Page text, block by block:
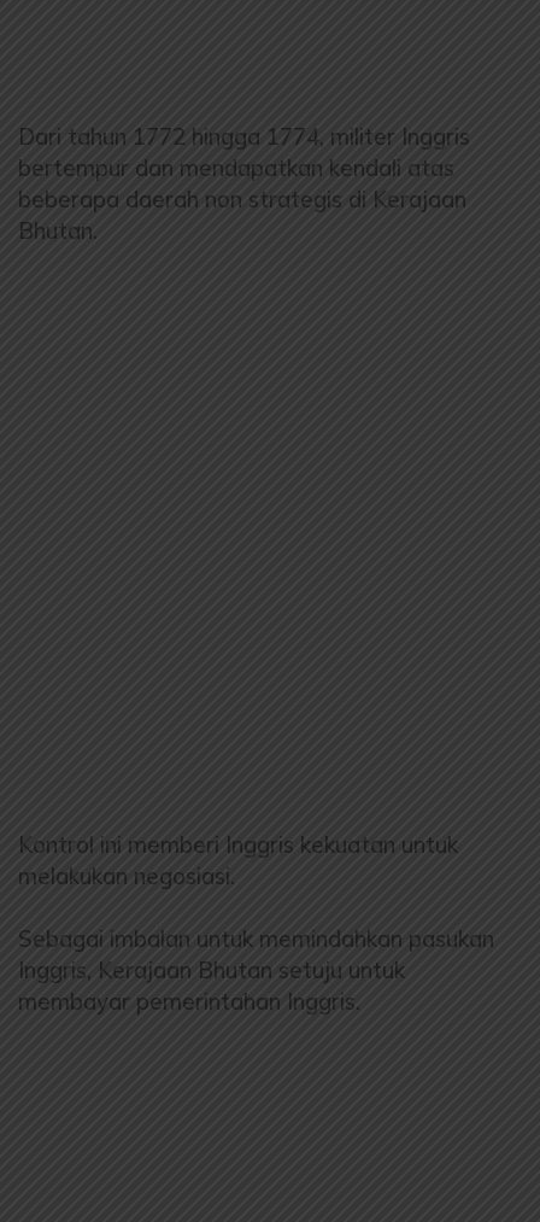
Dari tahun 1772 hingga 1774, militer Inggris
bertempur dan mendapatkan kendali atas
beberapa daerah non strategis di Kerajaan
Bhutan.
Kontrol ini memberi Inggris kekuatan untuk
melakukan negosiasi.
Sebagai imbalan untuk memindahkan pasukan
Inggris, Kerajaan Bhutan setuju untuk
membayar pemerintahan Inggris.